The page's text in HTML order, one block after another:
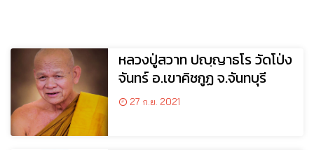
หลวงปู่สวาท ปญฺญาธโร วัดโป่ง
จันทร์ อ.เขาคิชกูฏ จ.จันทบุรี
27 ก.ย. 2021